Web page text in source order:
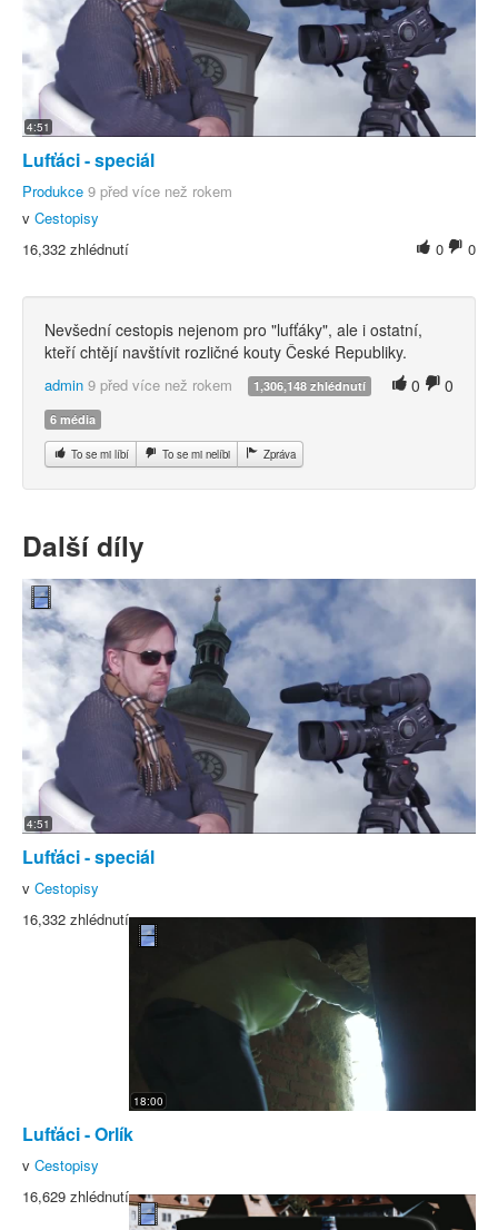
4:51
Lufťáci - speciál
Produkce 9 před více než rokem
v Cestopisy
0
0
16,332 zhlédnutí
Nevšední cestopis nejenom pro "lufťáky", ale i ostatní,
kteří chtějí navštívit rozličné kouty České Republiky.
0
0
admin 9 před více než rokem
1,306,148 zhlédnutí
6 média
To se mi líbí To se mi nelíbi Zpráva
Další díly
4:51
Lufťáci - speciál
v Cestopisy
16,332 zhlédnutí
18:00
Lufťáci - Orlík
v Cestopisy
16,629 zhlédnutí